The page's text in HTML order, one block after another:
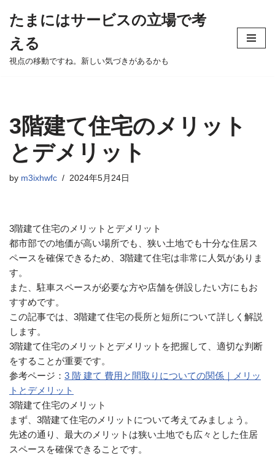
to
content
たまにはサービスの立場で考
える
視点の移動ですね。新しい気づきがあるかも
3階建て住宅のメリット
とデメリット
by m3ixhwfc 2024年5月24日
3階建て住宅のメリットとデメリット
都市部での地価が高い場所でも、狭い土地でも十分な住居ス
ペースを確保できるため、3階建て住宅は非常に人気がありま
す。
また、駐車スペースが必要な方や店舗を併設したい方にもお
すすめです。
この記事では、3階建て住宅の長所と短所について詳しく解説
します。
3階建て住宅のメリットとデメリットを把握して、適切な判断
をすることが重要です。
参考ページ： 3 階 建て 費用と間取りについての関係｜メリッ
トとデメリット
3階建て住宅のメリット
まず、3階建て住宅のメリットについて考えてみましょう。
先述の通り、最大のメリットは狭い土地でも広々とした住居
スペースを確保できることです。